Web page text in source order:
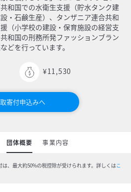
和国での水衛生支援（貯水タンク建
・石鹸生産）、タンザニア連合共和
（小学校の建設・保育施設の経営支
和国の刑務所発ファッションブラン
どを行っています。
¥11,530
寄付申込みへ
団体概要 事業内容
、最大約50%の税控除が受けられます。 詳しくはこ